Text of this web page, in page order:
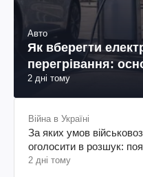
Авто
Як вберегти
перегрівання:
2 дні тому
Війна в Україні
За яких умов
оголосити в розшук:
2 дні тому